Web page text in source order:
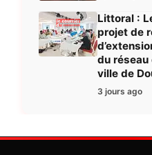
Littoral :
projet de
du réseau
ville de
3 jours ago